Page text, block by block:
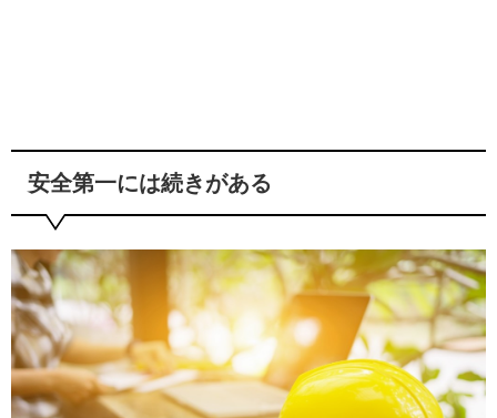
安全第一には続きがある